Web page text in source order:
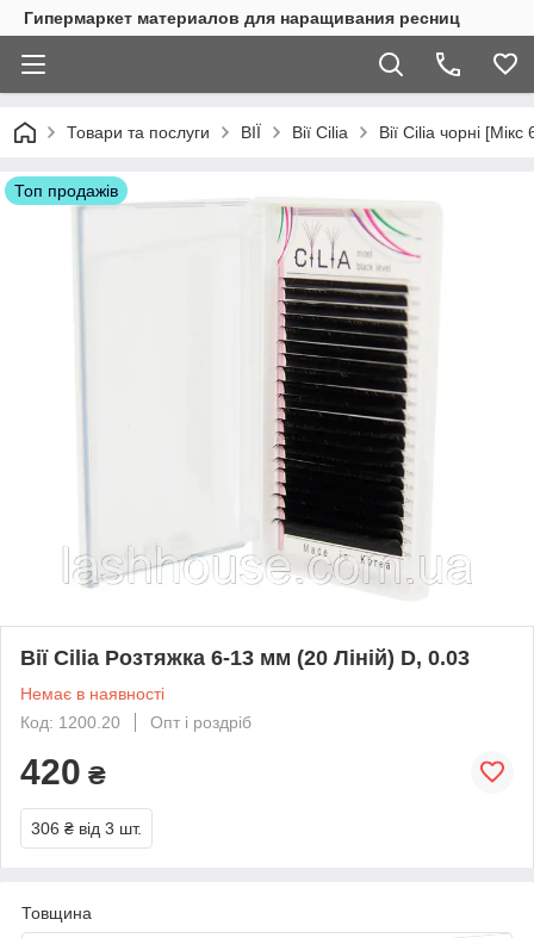
Гипермаркет материалов для наращивания ресниц
Товари та послуги ВІЇ Вії Cilia Вії Cilia чорні
Топ продажів
Вії Cilia Розтяжка 6-13 мм (20 Ліній) D, 0.03
Немає в наявності
Код: 1200.20
Опт і роздріб
420 ₴
306 ₴ від 3 шт.
Товщина